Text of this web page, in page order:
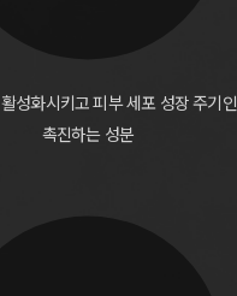
성화시키고 피부 세포 성장 주기인
촉진하는 성분